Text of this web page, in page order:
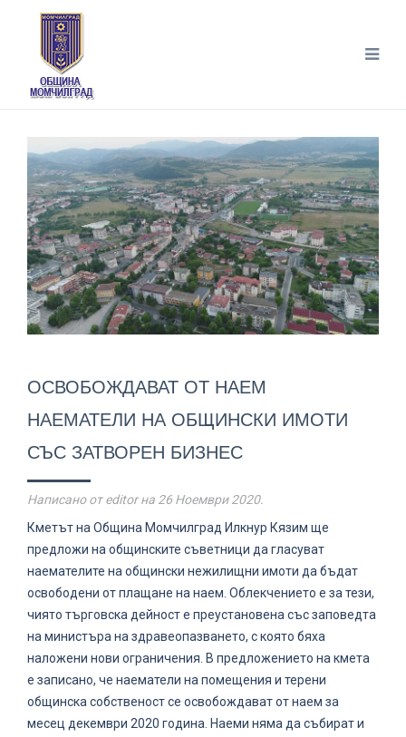
ОСВОБОЖДАВАТ ОТ НАЕМ
НАЕМАТЕЛИ НА ОБЩИНСКИ ИМОТИ
СЪС ЗАТВОРЕН БИЗНЕС
Написано от editor на 26 Ноември 2020.
Кметът на Община Момчилград Илкнур Кязим ще
предложи на общинските съветници да гласуват
наемателите на общински нежилищни имоти да бъдат
освободени от плащане на наем. Облекчението е за тези,
чиято търговска дейност е преустановена със заповедта
на министъра на здравеопазването, с която бяха
наложени нови ограничения. В предложението на кмета
е записано, че наематели на помещения и терени
общинска собственост се освобождават от наем за
месец декември 2020 година. Наеми няма да събират и